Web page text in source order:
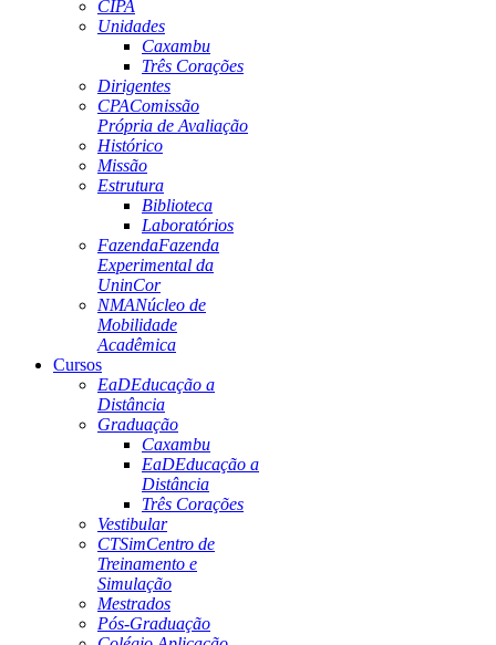
CIPA
Unidades
Caxambu
Três Corações
Dirigentes
CPAComissão
Própria de Avaliação
Histórico
Missão
Estrutura
Biblioteca
Laboratórios
FazendaFazenda
Experimental da
UninCor
NMANúcleo de
Mobilidade
Acadêmica
Cursos
EaDEducação a
Distância
Graduação
Caxambu
EaDEducação a
Distância
Três Corações
Vestibular
CTSimCentro de
Treinamento e
Simulação
Mestrados
Pós-Graduação